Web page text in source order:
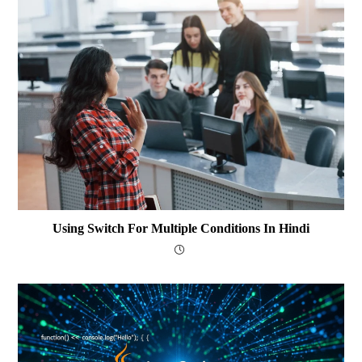
Using Switch For Multiple Conditions In Hindi